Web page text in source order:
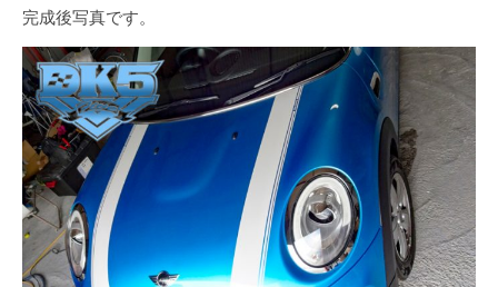
完成後写真です。